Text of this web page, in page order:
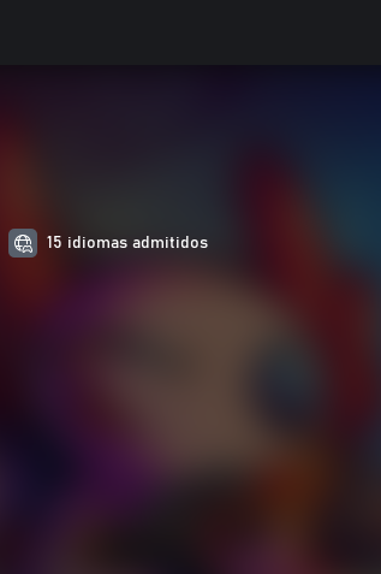
15 idiomas admitidos